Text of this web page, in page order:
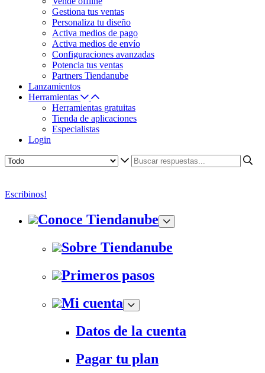
Gestiona tus ventas
Personaliza tu diseño
Activa medios de pago
Activa medios de envío
Configuraciones avanzadas
Potencia tus ventas
Partners Tiendanube
Lanzamientos
Herramientas
Herramientas gratuitas
Tienda de aplicaciones
Especialistas
Login
Escribinos!
Conoce Tiendanube
Sobre Tiendanube
Primeros pasos
Mi cuenta
Datos de la cuenta
Pagar tu plan